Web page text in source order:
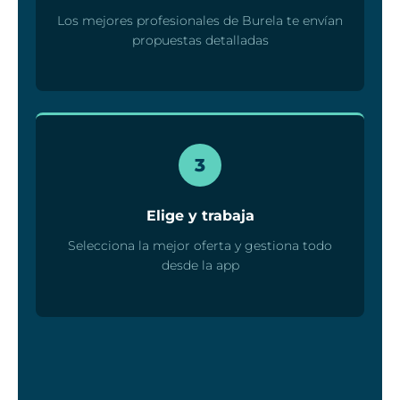
Los mejores profesionales de Burela te envían
propuestas detalladas
3
Elige y trabaja
Selecciona la mejor oferta y gestiona todo
desde la app